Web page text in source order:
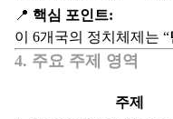
📍 핵심 포인트:
이 6개국의 정치체제는 “
4. 주요 주제 영역
주제